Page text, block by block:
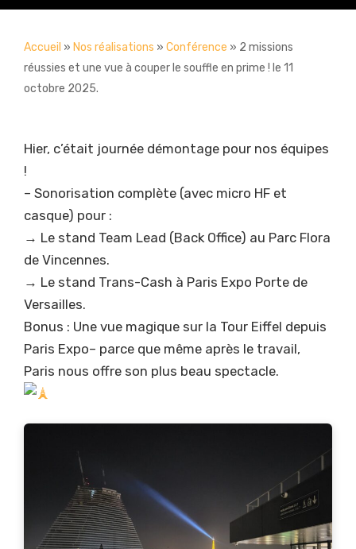
Accueil » Nos réalisations » Conférence » 2 missions
réussies et une vue à couper le souffle en prime ! le 11
octobre 2025.
Hier, c’était journée démontage pour nos équipes
!
– Sonorisation complète (avec micro HF et
casque) pour :
→ Le stand Team Lead (Back Office) au Parc Flora
de Vincennes.
→ Le stand Trans-Cash à Paris Expo Porte de
Versailles.
Bonus : Une vue magique sur la Tour Eiffel depuis
Paris Expo– parce que même après le travail,
Paris nous offre son plus beau spectacle.